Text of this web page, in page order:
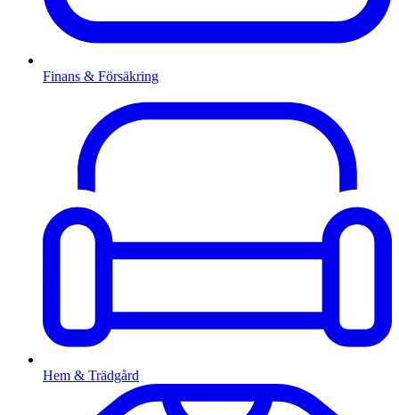
Finans & Försäkring
Hem & Trädgård